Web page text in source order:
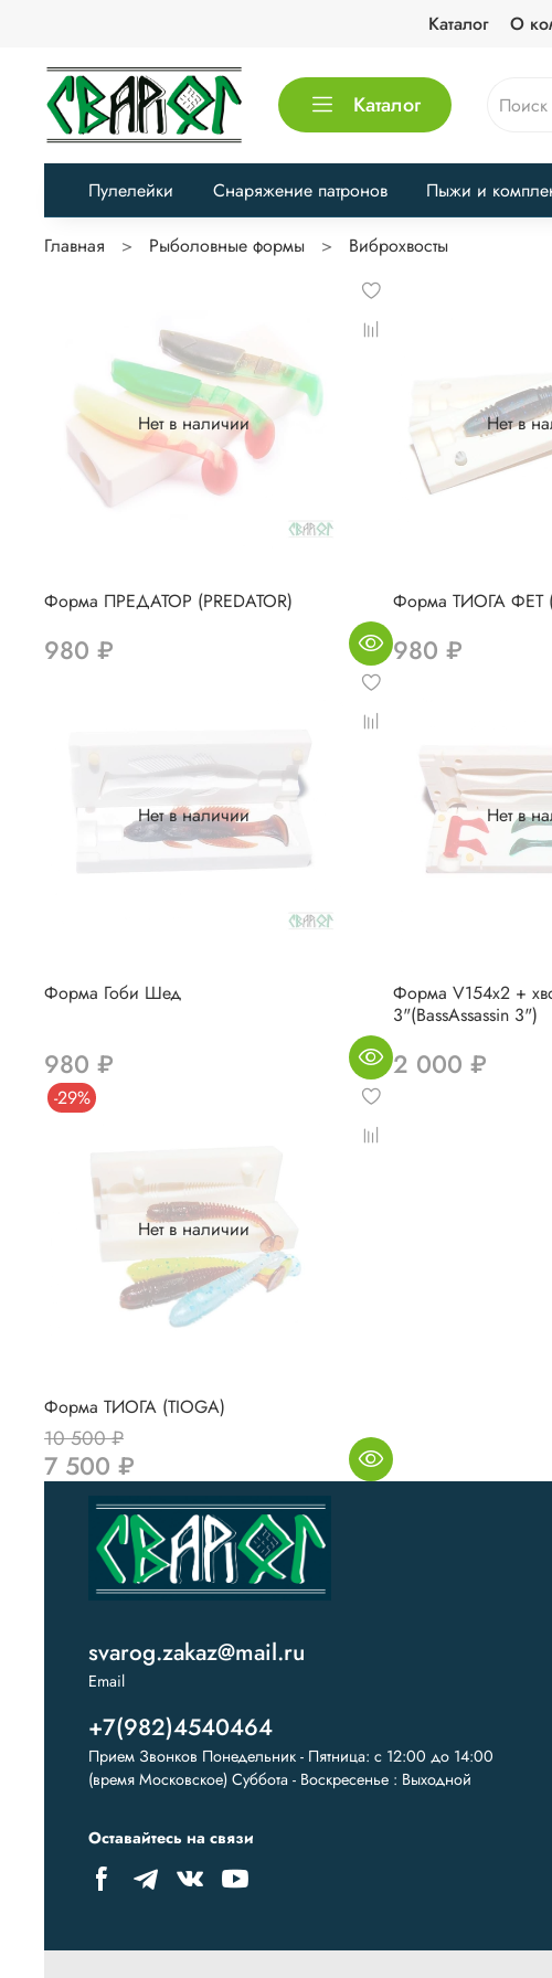
Каталог О
Каталог
Пулелейки Снаряжение патронов Пыжи и
Главная Рыболовные формы Виброхвосты
Нет в наличии
Форма ПРЕДАТОР (PREDATOR)
980 ₽
Нет в
Форма ТИОГА ФЕТ
980 ₽
Нет в наличии
Форма Гоби Шед
980 ₽
Нет в
Форма V154x2 +
3"(BassAssassin 3")
2 000 ₽
Нет в наличии
-29%
Форма ТИОГА (TIOGA)
10 500 ₽
7 500 ₽
svarog.zakaz@mail.ru
Email
+7(982)4540464
Прием Звонков Понедельник - Пятница: с 12:00 до 14:00
(время Московское) Суббота - Воскресенье : Выходной
Оставайтесь на связи